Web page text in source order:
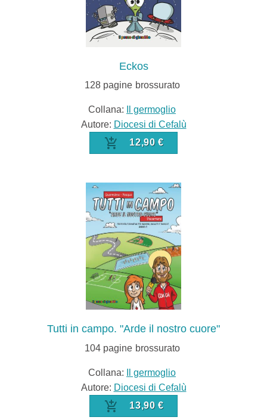
Eckos
128pagine brossurato
Collana:
Il germoglio
Autore: Diocesi di Cefalù
12,90 €
Tutti in campo. "Arde il nostro cuore"
104pagine brossurato
Collana:
Il germoglio
Autore: Diocesi di Cefalù
13,90 €